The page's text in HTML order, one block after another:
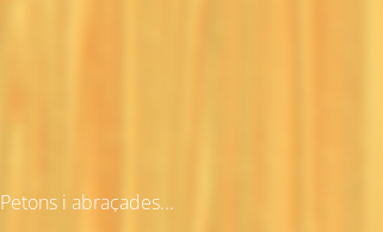
Petons i abraçades...